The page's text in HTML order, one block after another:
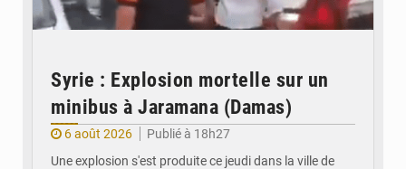
Syrie : Explosion mortelle sur un
minibus à Jaramana (Damas)
6 août 2026
Publié à 18h27
Une explosion s'est produite ce jeudi dans la ville de